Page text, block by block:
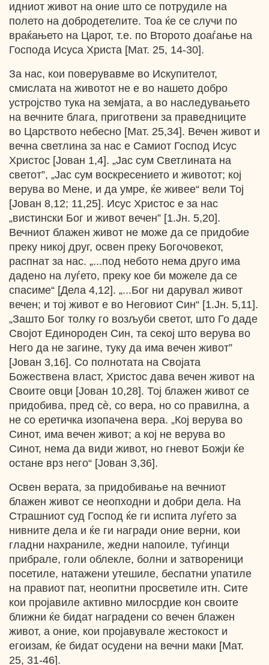
идниот живот на оние што се потрудиле на
полето на добродетелите. Тоа ќе се случи по
враќањето на Царот, т.е. по Второто доаѓање на
Господа Исуса Христа [Мат. 25, 14-30].
За нас, кои поверувавме во Искупителот,
смислата на животот не е во нашето добро
устројство тука на земјата, а во наследувањето
на вечните блага, приготвени за праведниците
во Царството небесно [Мат. 25,34]. Вечен живот и
вечна светлина за нас е Самиот Господ Исус
Христос [Јован 1,4]. „Јас сум Светлината на
светот”, „Јас сум воскресението и животот; кој
верува во Мене, и да умре, ќе живее“ вели Тој
[Јован 8,12; 11,25]. Исус Христос е за нас
„вистински Бог и живот вечен” [1.Јн. 5,20].
Вечниот блажен живот не може да се придобие
преку никој друг, освен преку Богочовекот,
распнат за нас. „...под небото нема друго има
дадено на луѓето, преку кое би можеле да се
спасиме“ [Дела 4,12]. „...Бог ни дарувал живот
вечен; и тој живот е во Неговиот Син“ [1.Јн. 5,11].
„Зашто Бог толку го возљуби светот, што Го даде
Својот Единороден Син, та секој што верува во
Него да не загине, туку да има вечен живот”
[Јован 3,16]. Со полнотата на Својата
Божествена власт, Христос дава вечен живот на
Своите овци [Јован 10,28]. Тој блажен живот се
придобива, пред сѐ, со вера, но со правилна, a
не со еретичка изопачена вера. „Кој верува во
Синот, има вечен живот; а кој не верува во
Синот, нема да види живот, но гневот Божји ќе
остане врз него“ [Јован З,36].
Освен верата, за придобивање на вечниот
блажен живот се неопходни и добри дела. На
Страшниот суд Господ ќе ги испита луѓето за
нивните дела и ќе ги награди оние верни, кои
гладни нахраниле, жедни напоиле, туѓинци
прибрале, голи облекле, болни и затвореници
посетиле, натажени утешиле, беспатни упатиле
на правиот пат, неопитни просветиле итн. Сите
кои пројавиле активно милосрдие кон своите
ближни ќе бидат наградени со вечен блажен
живот, а оние, кои пројавувале жестокост и
егоизам, ќе бидат осудени на вечни маки [Мат.
25, 31-46].